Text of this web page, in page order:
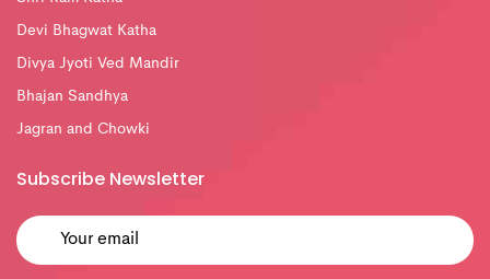
Devi Bhagwat Katha
Divya Jyoti Ved Mandir
Bhajan Sandhya
Jagran and Chowki
Subscribe Newsletter